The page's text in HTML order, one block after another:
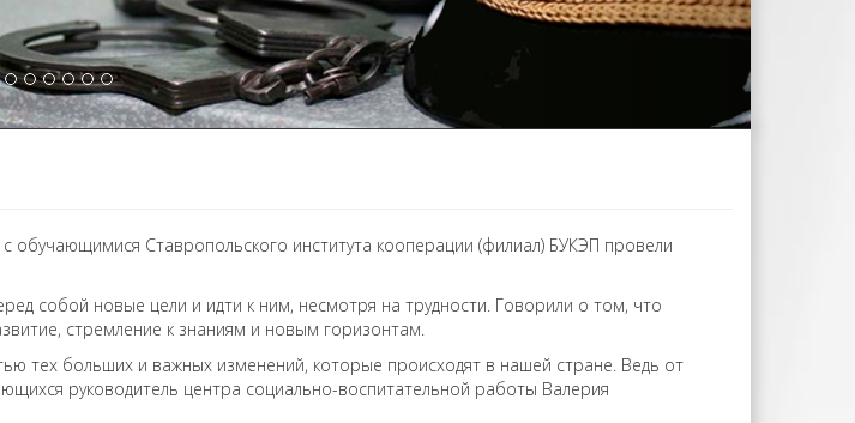
Ставропольского института кооперации (филиал) БУКЭП провели
собой новые цели и идти к ним, несмотря на трудности. Говорили о том, что
стремление к знаниям и новым горизонтам.
тех больших и важных изменений, которые происходят в нашей стране. Ведь от
руководитель центра социально-воспитательной работы Валерия